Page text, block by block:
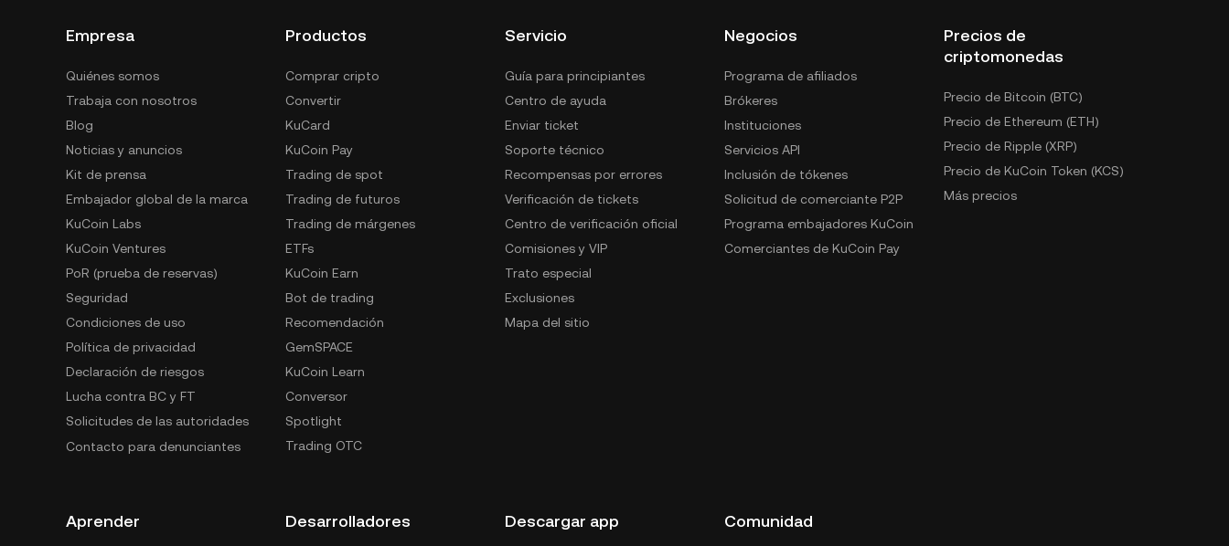
Empresa
Quiénes somos
Trabaja con nosotros
Blog
Noticias y anuncios
Kit de prensa
Embajador global de la marca
KuCoin Labs
KuCoin Ventures
PoR (prueba de reservas)
Seguridad
Condiciones de uso
Política de privacidad
Declaración de riesgos
Lucha contra BC y FT
Solicitudes de las autoridades
Contacto para denunciantes
Productos
Comprar cripto
Convertir
KuCard
KuCoin Pay
Trading de spot
Trading de futuros
Trading de márgenes
ETFs
KuCoin Earn
Bot de trading
Recomendación
GemSPACE
KuCoin Learn
Conversor
Spotlight
Trading OTC
Servicio
Guía para principiantes
Centro de ayuda
Enviar ticket
Soporte técnico
Recompensas por errores
Verificación de tickets
Centro de verificación oficial
Comisiones y VIP
Trato especial
Exclusiones
Mapa del sitio
Negocios
Programa de afiliados
Brókeres
Instituciones
Servicios API
Inclusión de tókenes
Solicitud de comerciante P2P
Programa embajadores KuCoin
Comerciantes de KuCoin Pay
Precios de
criptomonedas
Precio de Bitcoin (BTC)
Precio de Ethereum (ETH)
Precio de Ripple (XRP)
Precio de KuCoin Token (KCS)
Más precios
Aprender Desarrolladores Descargar app Comunidad